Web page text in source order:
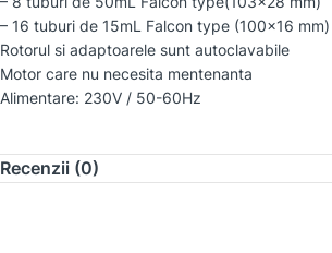
– 16 tuburi de 15mL Falcon type (100×16 mm)
Rotorul si adaptoarele sunt autoclavabile
Motor care nu necesita mentenanta
Alimentare: 230V / 50-60Hz
Recenzii (0)